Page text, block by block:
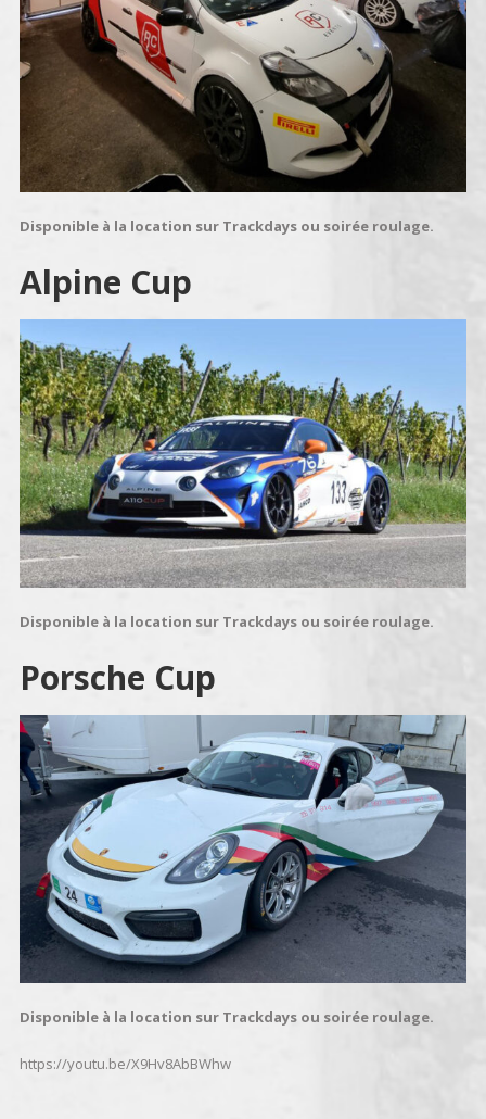
Disponible à la location sur Trackdays ou soirée roulage.
Alpine Cup
Disponible à la location sur Trackdays ou soirée roulage.
Porsche Cup
Disponible à la location sur Trackdays ou soirée roulage.
https://youtu.be/X9Hv8AbBWhw